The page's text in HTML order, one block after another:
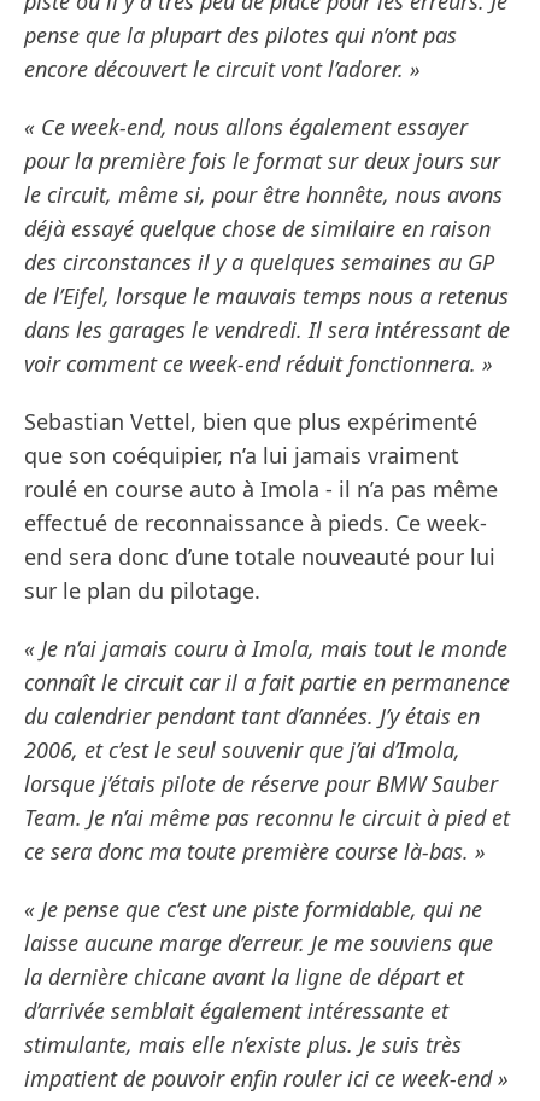
pense que la plupart des pilotes qui n’ont pas
encore découvert le circuit vont l’adorer. »
« Ce week-end, nous allons également essayer
pour la première fois le format sur deux jours sur
le circuit, même si, pour être honnête, nous avons
déjà essayé quelque chose de similaire en raison
des circonstances il y a quelques semaines au GP
de l’Eifel, lorsque le mauvais temps nous a retenus
dans les garages le vendredi. Il sera intéressant de
voir comment ce week-end réduit fonctionnera. »
Sebastian Vettel, bien que plus expérimenté
que son coéquipier, n’a lui jamais vraiment
roulé en course auto à Imola - il n’a pas même
effectué de reconnaissance à pieds. Ce week-
end sera donc d’une totale nouveauté pour lui
sur le plan du pilotage.
« Je n’ai jamais couru à Imola, mais tout le monde
connaît le circuit car il a fait partie en permanence
du calendrier pendant tant d’années. J’y étais en
2006, et c’est le seul souvenir que j’ai d’Imola,
lorsque j’étais pilote de réserve pour BMW Sauber
Team. Je n’ai même pas reconnu le circuit à pied et
ce sera donc ma toute première course là-bas. »
« Je pense que c’est une piste formidable, qui ne
laisse aucune marge d’erreur. Je me souviens que
la dernière chicane avant la ligne de départ et
d’arrivée semblait également intéressante et
stimulante, mais elle n’existe plus. Je suis très
impatient de pouvoir enfin rouler ici ce week-end »